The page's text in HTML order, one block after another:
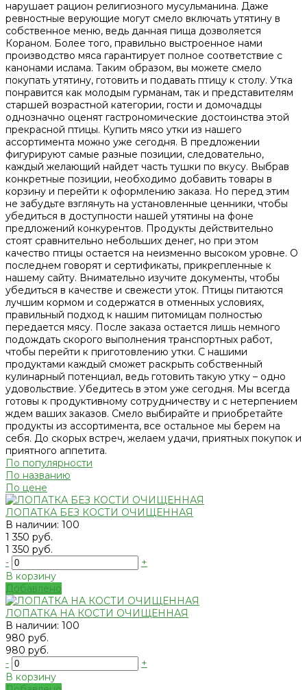
нарушает рацион религиозного мусульманина. Даже
ревностные верующие могут смело включать утятину в
собственное меню, ведь данная пища дозволяется
Кораном. Более того, правильно выстроенное нами
производство мяса гарантирует полное соответствие с
канонами ислама. Таким образом, вы можете смело
покупать утятину, готовить и подавать птицу к столу. Утка
понравится как молодым гурманам, так и представителям
старшей возрастной категории, гости и домочадцы
однозначно оценят гастрономические достоинства этой
прекрасной птицы. Купить мясо утки из нашего
ассортимента можно уже сегодня. В предложении
фигурируют самые разные позиции, следовательно,
каждый желающий найдет часть тушки по вкусу. Выбрав
конкретные позиции, необходимо добавить товары в
корзину и перейти к оформлению заказа. Но перед этим
не забудьте взглянуть на установленные ценники, чтобы
убедиться в доступности нашей утятины на фоне
предложений конкурентов. Продукты действительно
стоят сравнительно небольших денег, но при этом
качество птицы остается на неизменно высоком уровне. О
последнем говорят и сертификаты, прикрепленные к
нашему сайту. Внимательно изучите документы, чтобы
убедиться в качестве и свежести уток. Птицы питаются
лучшим кормом и содержатся в отменных условиях,
правильный подход к нашим питомицам полностью
передается мясу. После заказа остается лишь немного
подождать скорого выполнения транспортных работ,
чтобы перейти к приготовлению утки. С нашими
продуктами каждый сможет раскрыть собственный
кулинарный потенциал, ведь готовить такую утку – одно
удовольствие. Убедитесь в этом уже сегодня. Мы всегда
готовы к продуктивному сотрудничеству и с нетерпением
ждем ваших заказов. Смело выбирайте и приобретайте
продукты из ассортимента, все остальное мы берем на
себя. До скорых встреч, желаем удачи, приятных покупок и
приятного аппетита.
По популярности
По названию
По цене
ЛОПАТКА БЕЗ КОСТИ ОЧИЩЕННАЯ
В наличии: 100
1 350 руб.
1 350 руб.
-
+
В корзину
Добавлено
ЛОПАТКА НА КОСТИ ОЧИЩЕННАЯ
В наличии: 100
980 руб.
980 руб.
-
+
В корзину